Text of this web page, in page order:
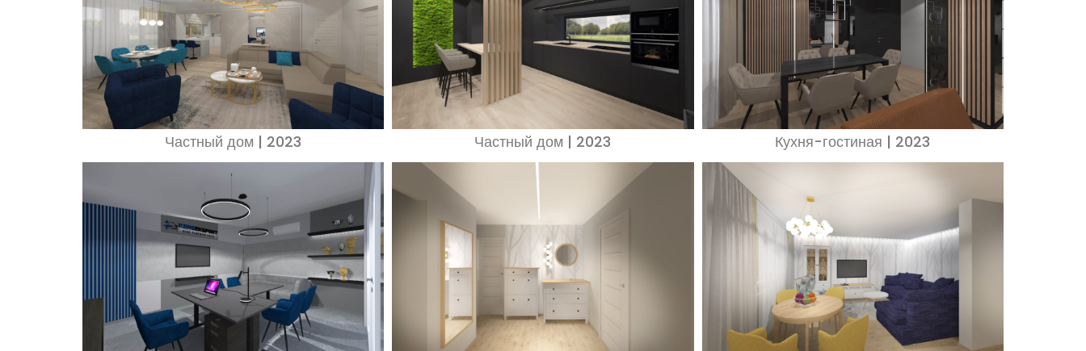
Частный дом | 2023 Частный дом | 2023 Кухня-гостиная | 2023